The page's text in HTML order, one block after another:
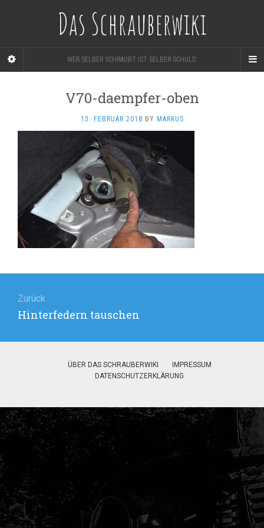
Das Schrauberwiki
WER SELBER SCHRAUBT IST SELBER SCHULD.
V70-daempfer-oben
13. FEBRUAR 2018 BY MARKUS
Zurück
Vorheriger
Hinterfedern tauschen
ÜBER DAS SCHRAUBERWIKI
IMPRESSUM
DATENSCHUTZERKLÄRUNG